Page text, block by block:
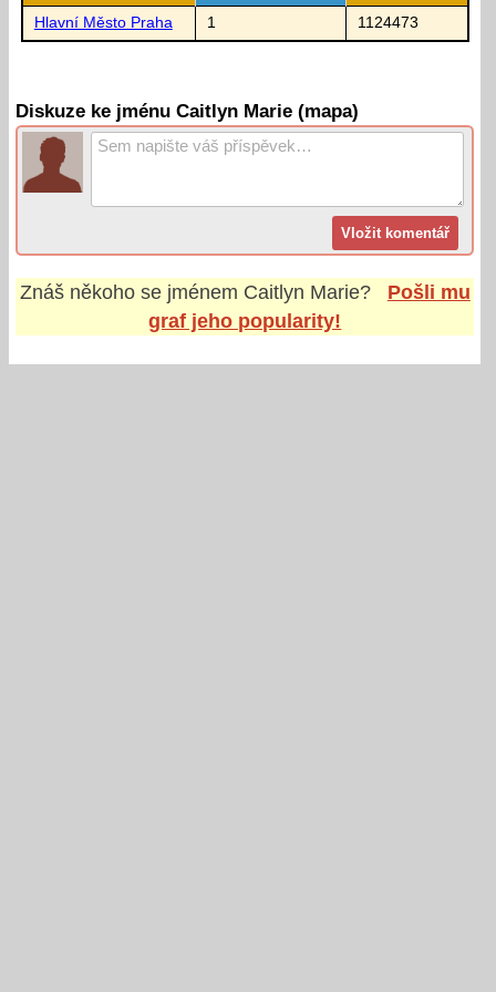
Hlavní Město Praha 1 1124473
Diskuze ke jménu Caitlyn Marie (mapa)
Znáš někoho se jménem Caitlyn Marie?
Pošli mu
graf jeho popularity!